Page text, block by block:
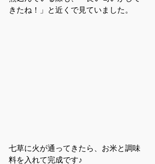
きたね！」と近くで見ていました。
七草に火が通ってきたら、お米と調味
料を入れて完成です♪